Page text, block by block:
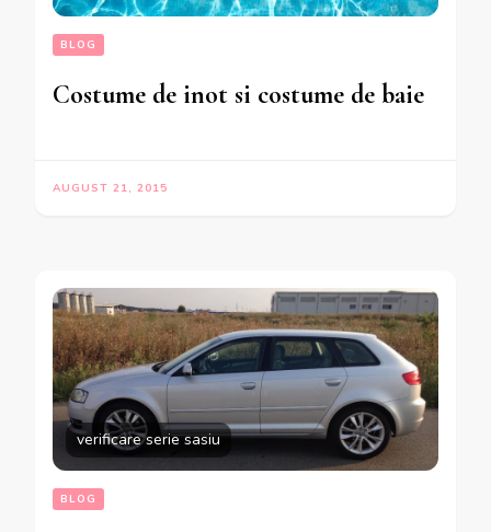
BLOG
Costume de inot si costume de baie
AUGUST 21, 2015
verificare serie sasiu
BLOG